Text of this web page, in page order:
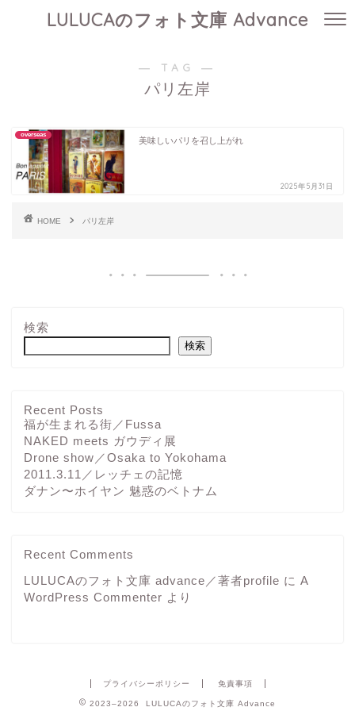
LULUCAのフォト文庫 Advance
― TAG ―
パリ左岸
overseas
美味しいパリを召し上がれ
2025年5月31日
HOME パリ左岸
検索
検索
Recent Posts
福が生まれる街／Fussa
NAKED meets ガウディ展
Drone show／Osaka to Yokohama
2011.3.11／レッチェの記憶
ダナン〜ホイヤン 魅惑のベトナム
Recent Comments
LULUCAのフォト文庫 advance／著者profile に A
WordPress Commenter より
プライバシーポリシー 免責事項
2023–2026 LULUCAのフォト文庫 Advance